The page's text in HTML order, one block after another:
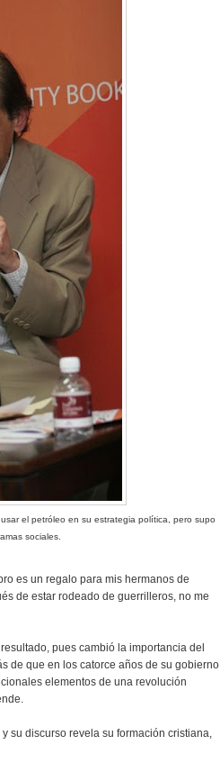
el petróleo en su estrategia política, pero supo
sociales.
es un regalo para mis hermanos de
de estar rodeado de guerrilleros, no me
pues cambió la importancia del
de que en los catorce años de su gobierno
elementos de una revolución
su discurso revela su formación cristiana,